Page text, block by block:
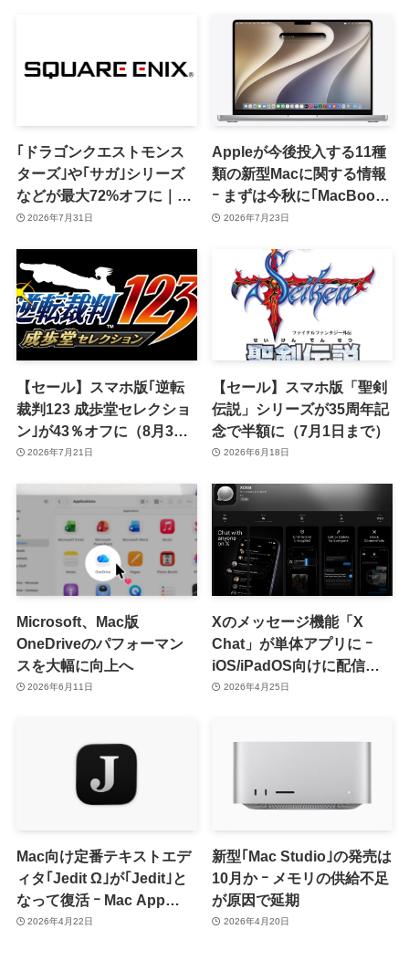
｢ドラゴンクエストモンス
ターズ｣や｢サガ｣シリーズ
などが最大72%オフに｜ス
クエニがスマホ向けゲーム
始
2026年7月31日
Appleが今後投入する11種
類の新型Macに関する情報
ｰ まずは今秋に｢MacBook
Pro 14インチ｣と｢iMac｣か
2026年7月23日
【セール】スマホ版｢逆転
裁判123 成歩堂セレクショ
ン｣が43％オフに（8月3日
まで）
2026年7月21日
【セール】スマホ版「聖剣
伝説」シリーズが35周年記
念で半額に（7月1日まで）
2026年6月18日
Microsoft、Mac版
OneDriveのパフォーマン
スを大幅に向上へ
2026年6月11日
Xのメッセージ機能「X
Chat」が単体アプリに ｰ
iOS/iPadOS向けに配信開
始2026年4月25日
Mac向け定番テキストエデ
ィタ｢Jedit Ω｣が｢Jedit｣と
なって復活 ｰ Mac App
Storeで無料配信開始
2026年4月22日
新型｢Mac Studio｣の発売は
10月か ｰ メモリの供給不足
が原因で延期
2026年4月20日